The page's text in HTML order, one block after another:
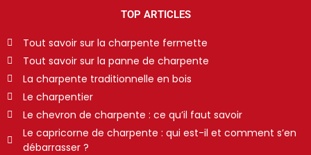
TOP ARTICLES
Tout savoir sur la charpente fermette
Tout savoir sur la panne de charpente
La charpente traditionnelle en bois
Le charpentier
Le chevron de charpente : ce qu’il faut savoir
Le capricorne de charpente : qui est-il et comment s’en
débarrasser ?